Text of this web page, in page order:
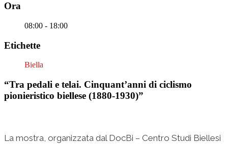
Ora
08:00 - 18:00
Etichette
Biella
“Tra pedali e telai. Cinquant’anni di ciclismo
pionieristico biellese (1880-1930)”
La mostra, organizzata dal DocBi – Centro Studi Biellesi